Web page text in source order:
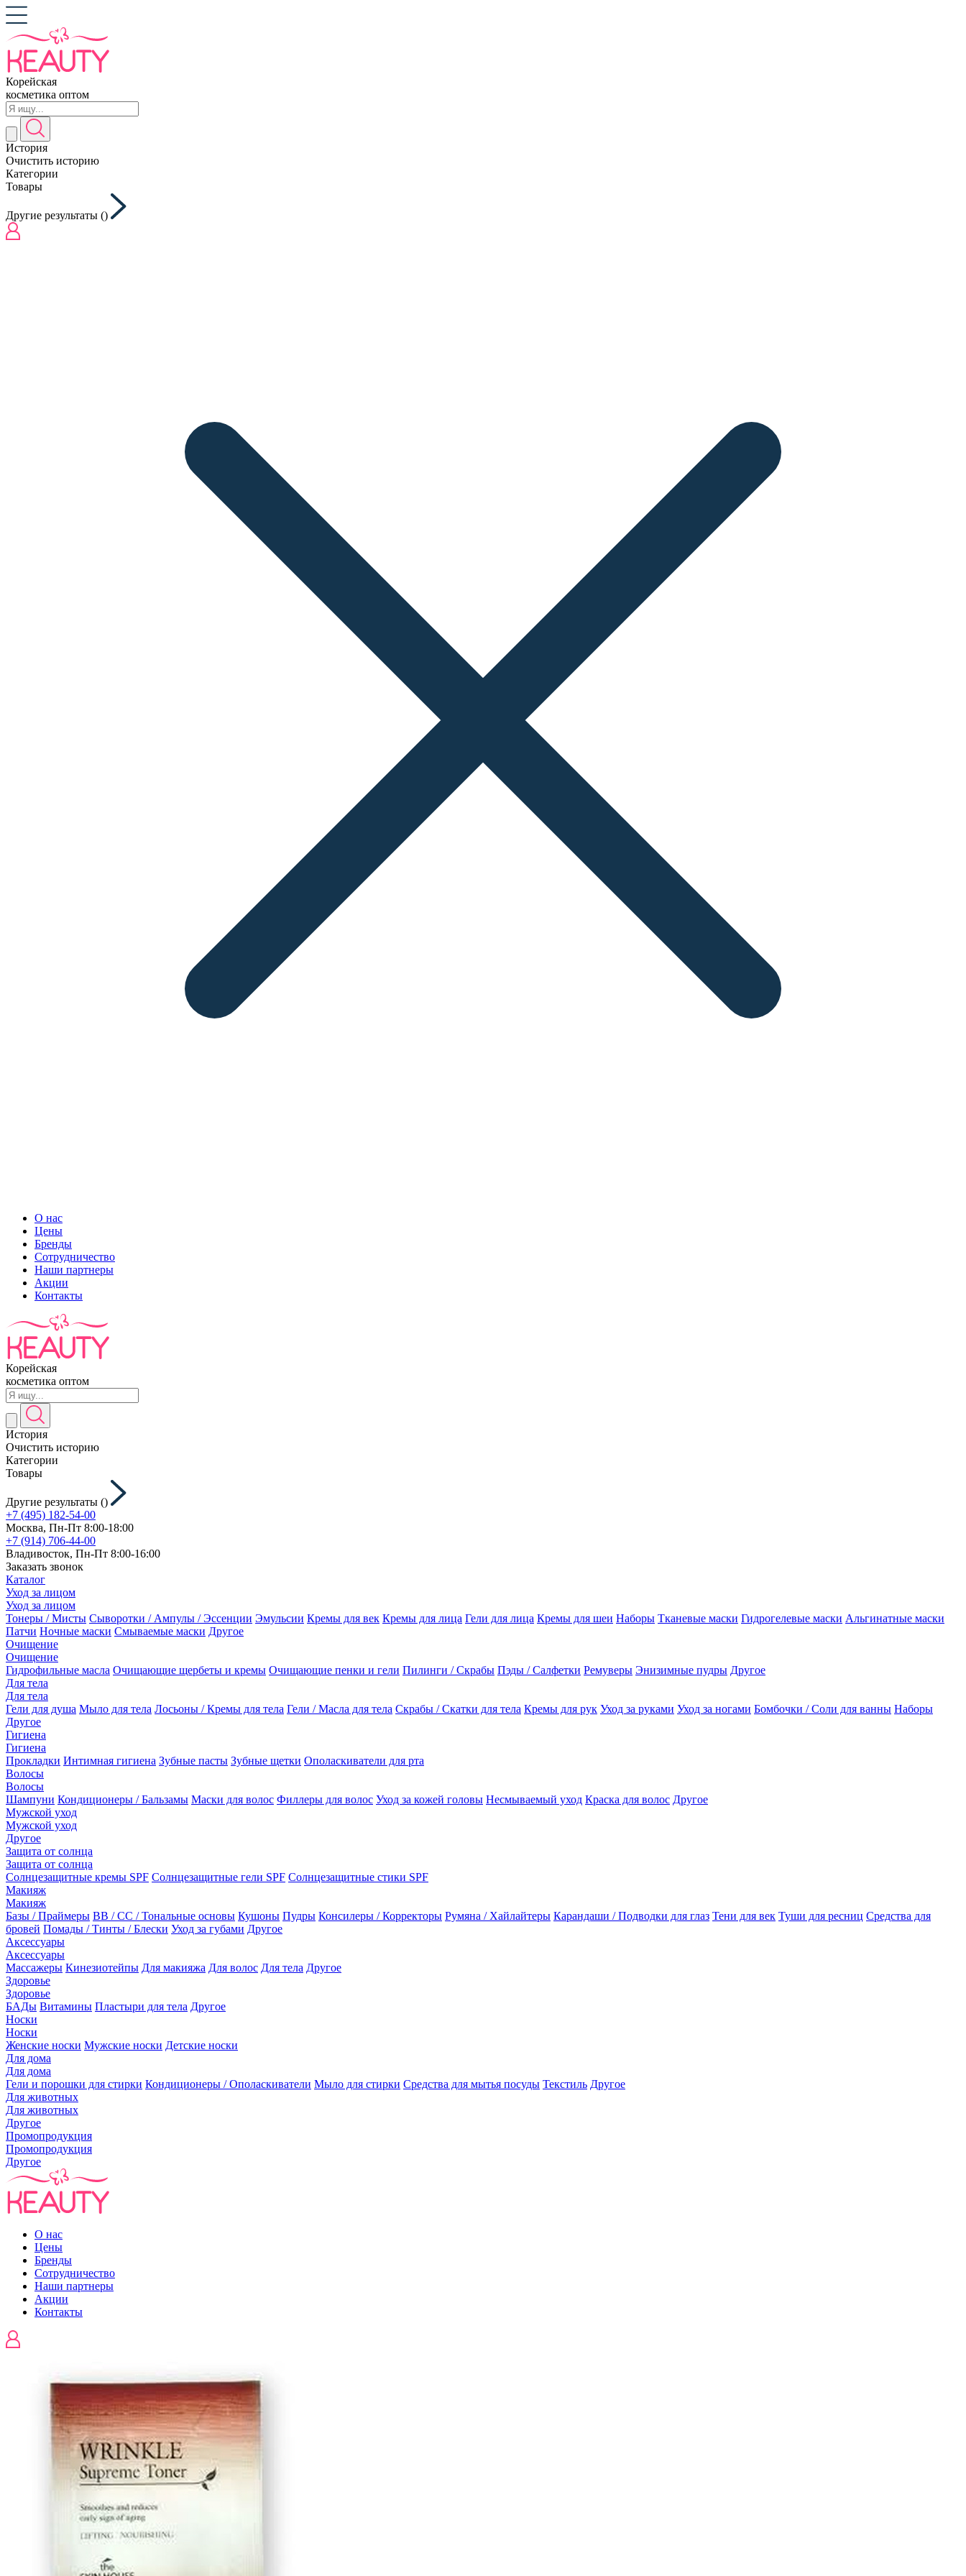
Корейская
косметика оптом
История
Очистить историю
Категории
Товары
Другие результаты ()
О нас
Цены
Бренды
Сотрудничество
Наши партнеры
Акции
Контакты
Корейская
косметика оптом
История
Очистить историю
Категории
Товары
Другие результаты ()
+7 (495) 182-54-00
Москва, Пн-Пт 8:00-18:00
+7 (914) 706-44-00
Владивосток, Пн-Пт 8:00-16:00
Заказать звонок
Каталог
Уход за лицом
Уход за лицом
Тонеры / Мисты Сыворотки / Ампулы / Эссенции Эмульсии Кремы для век Кремы для лица Гели для лица Кремы для шеи Наборы Тканевые маски Гидрогелевые маски Альгинатные маски
Патчи Ночные маски Смываемые маски Другое
Очищение
Очищение
Гидрофильные масла Очищающие щербеты и кремы Очищающие пенки и гели Пилинги / Скрабы Пэды / Салфетки Ремуверы Энизимные пудры Другое
Для тела
Для тела
Гели для душа Мыло для тела Лосьоны / Кремы для тела Гели / Масла для тела Скрабы / Скатки для тела Кремы для рук Уход за руками Уход за ногами Бомбочки / Соли для ванны Наборы
Другое
Гигиена
Гигиена
Прокладки Интимная гигиена Зубные пасты Зубные щетки Ополаскиватели для рта
Волосы
Волосы
Шампуни Кондиционеры / Бальзамы Маски для волос Филлеры для волос Уход за кожей головы Несмываемый уход Краска для волос Другое
Мужской уход
Мужской уход
Другое
Защита от солнца
Защита от солнца
Солнцезащитные кремы SPF Солнцезащитные гели SPF Солнцезащитные стики SPF
Макияж
Макияж
Базы / Праймеры BB / CC / Тональные основы Кушоны Пудры Консилеры / Корректоры Румяна / Хайлайтеры Карандаши / Подводки для глаз Тени для век Туши для ресниц Средства для
бровей Помады / Тинты / Блески Уход за губами Другое
Аксессуары
Аксессуары
Массажеры Кинезиотейпы Для макияжа Для волос Для тела Другое
Здоровье
Здоровье
БАДы Витамины Пластыри для тела Другое
Носки
Носки
Женские носки Мужские носки Детские носки
Для дома
Для дома
Гели и порошки для стирки Кондиционеры / Ополаскиватели Мыло для стирки Средства для мытья посуды Текстиль Другое
Для животных
Для животных
Другое
Промопродукция
Промопродукция
Другое
О нас
Цены
Бренды
Сотрудничество
Наши партнеры
Акции
Контакты